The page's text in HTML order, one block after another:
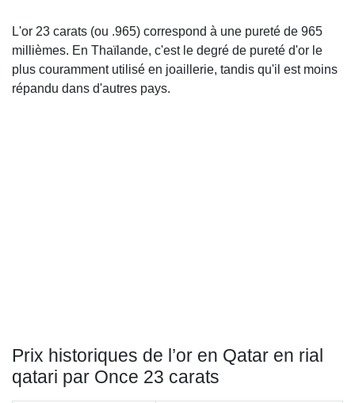
L'or 23 carats (ou .965) correspond à une pureté de 965
millièmes. En Thaïlande, c'est le degré de pureté d'or le
plus couramment utilisé en joaillerie, tandis qu'il est moins
répandu dans d'autres pays.
Prix historiques de l’or en Qatar en rial
qatari par Once 23 carats